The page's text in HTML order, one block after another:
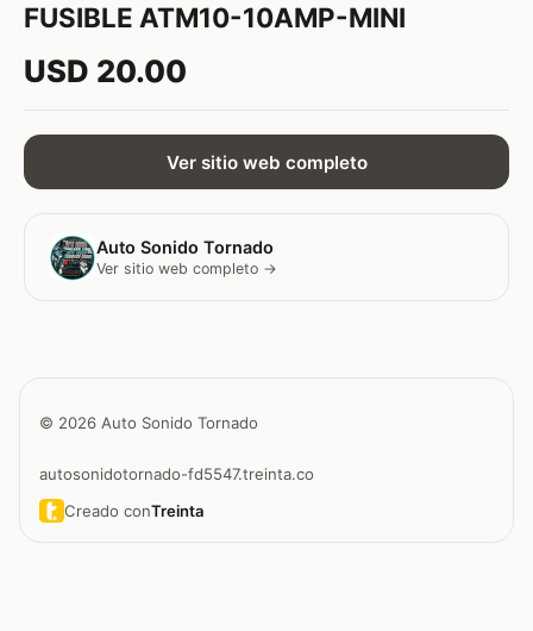
FUSIBLE ATM10-10AMP-MINI
USD 20.00
Ver sitio web completo
Auto Sonido Tornado
Ver sitio web completo →
© 2026 Auto Sonido Tornado
autosonidotornado-fd5547.treinta.co
Creado conTreinta